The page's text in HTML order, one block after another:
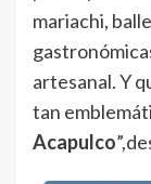
mariachi,
artesanal. Y
tan
Acapulco